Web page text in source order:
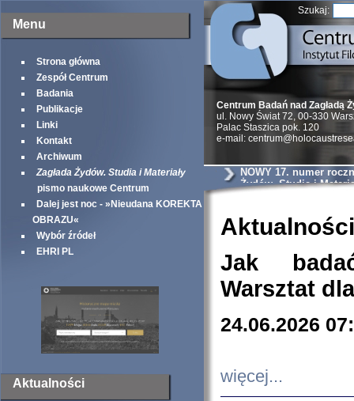
Menu
Strona główna
Zespół Centrum
Badania
Publikacje
Linki
Kontakt
Archiwum
Zagłada Żydów. Studia i Materiały
pismo naukowe Centrum
Dalej jest noc - »Nieudana KOREKTA
OBRAZU«
Wybór źródeł
EHRI PL
Aktualności
Szukaj:
Centrum Badań nad Zagładą
ul. Nowy Świat 72, 00-330
Palac Staszica pok. 120
e-mail:
NOWY 17. numer
Żydów. Studia i
Aktualności
Jak
Warsztat
24.06.2026
więcej...